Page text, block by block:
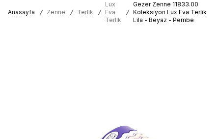
Anasayfa / Zenne / Terlik /
Lux
Eva
Terlik
/
Gezer Zenne 11833.00
Koleksiyon Lux Eva Terlik
Lila - Beyaz - Pembe